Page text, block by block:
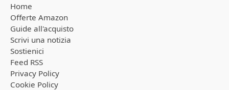
Home
Offerte Amazon
Guide all'acquisto
Scrivi una notizia
Sostienici
Feed RSS
Privacy Policy
Cookie Policy